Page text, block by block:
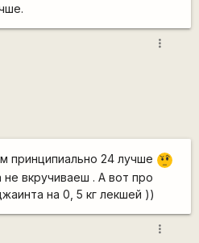
more_vert
принципиально 24 лучше ???
вкручиваеш . А вот про
на 0, 5 кг лекшей ))
more_vert